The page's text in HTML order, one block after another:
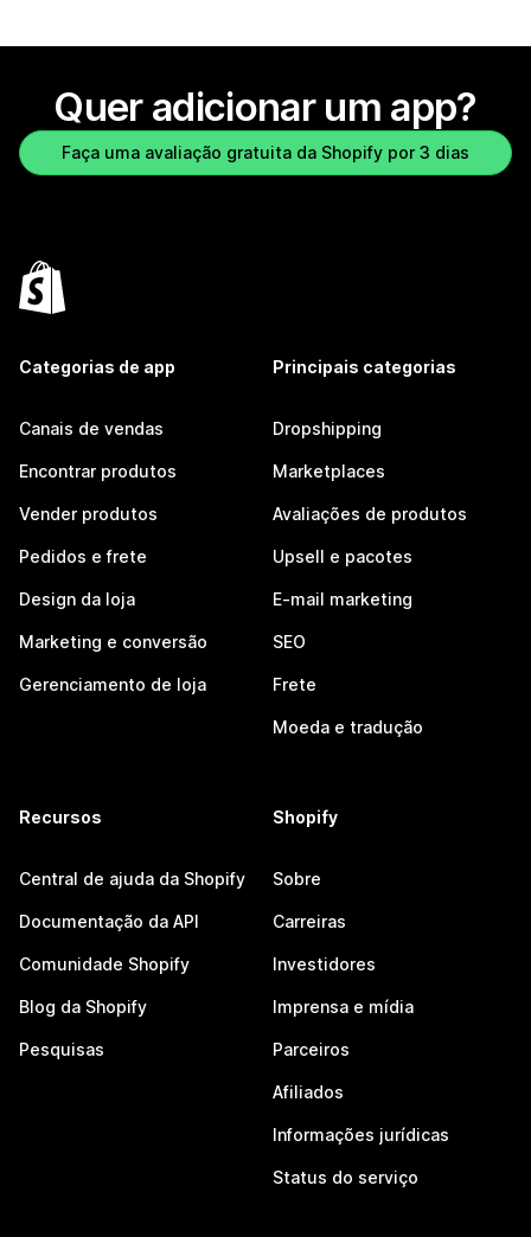
Quer adicionar um app?
Faça uma avaliação gratuita da Shopify por 3 dias
Categorias de app
Canais de vendas
Encontrar produtos
Vender produtos
Pedidos e frete
Design da loja
Marketing e conversão
Gerenciamento de loja
Principais categorias
Dropshipping
Marketplaces
Avaliações de produtos
Upsell e pacotes
E-mail marketing
SEO
Frete
Moeda e tradução
Recursos
Central de ajuda da Shopify
Documentação da API
Comunidade Shopify
Blog da Shopify
Pesquisas
Shopify
Sobre
Carreiras
Investidores
Imprensa e mídia
Parceiros
Afiliados
Informações jurídicas
Status do serviço